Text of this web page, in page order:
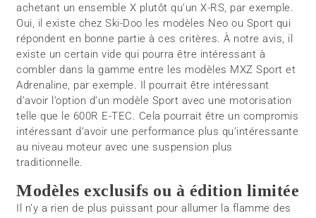
achetant un ensemble X plutôt qu’un X-RS, par exemple.
Oui, il existe chez Ski-Doo les modèles Neo ou Sport qui
répondent en bonne partie à ces critères. À notre avis, il
existe un certain vide qui pourra être intéressant à
combler dans la gamme entre les modèles MXZ Sport et
Adrenaline, par exemple. Il pourrait être intéressant
d’avoir l’option d’un modèle Sport avec une motorisation
telle que le 600R E-TEC. Cela pourrait être un compromis
intéressant d’avoir une performance plus qu’intéressante
au niveau moteur avec une suspension plus
traditionnelle.
Modèles exclusifs ou à édition limitée
Il n’y a rien de plus puissant pour allumer la flamme des